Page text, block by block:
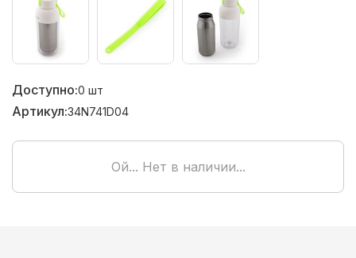
Доступно:0 шт
Артикул:34N741D04
Ой... Нет в наличии...